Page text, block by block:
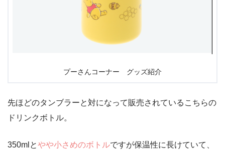
プーさんコーナー グッズ紹介
先ほどのタンブラーと対になって販売されているこちらの
ドリンクボトル。
350mlとやや小さめのボトルですが保温性に長けていて、